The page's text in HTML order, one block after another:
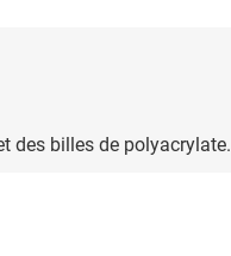
des billes de polyacrylate.